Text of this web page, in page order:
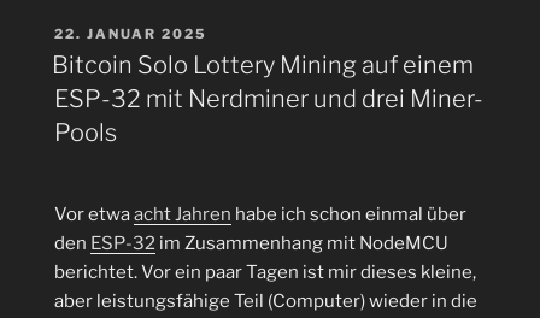
mit
FastHash-
Accelerations
einem
Pi
installieren“
VERÖFFENTLICHT
AM
22. JANUAR 2025
Bitcoin Solo Lottery Mining auf einem
ESP-32 mit Nerdminer und drei Miner-
Pools
Vor etwaacht Jahren habe ich schon einmal über
den ESP-32 im Zusammenhang mit NodeMCU
berichtet. Vor ein paar Tagen ist mir dieses kleine,
aber leistungsfähige Teil (Computer) wieder in die